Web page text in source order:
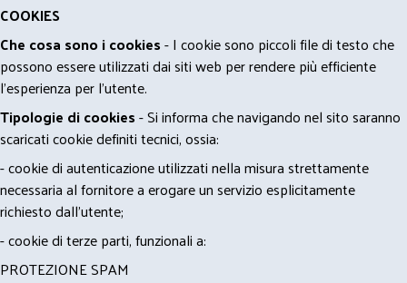
COOKIES
Che cosa sono i cookies- I cookie sono piccoli file di testo che
possono essere utilizzati dai siti web per rendere più efficiente
l'esperienza per l'utente.
Tipologie di cookies- Si informa che navigando nel sito saranno
scaricati cookie definiti tecnici, ossia:
- cookie di autenticazione utilizzati nella misura strettamente
necessaria al fornitore a erogare un servizio esplicitamente
richiesto dall'utente;
- cookie di terze parti, funzionali a:
PROTEZIONE SPAM